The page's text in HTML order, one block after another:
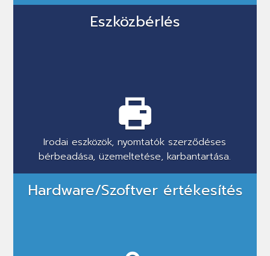
Eszközbérlés
Irodai eszközök, nyomtatók szerződéses
bérbeadása, üzemeltetése, karbantartása.
Hardware/Szoftver értékesítés